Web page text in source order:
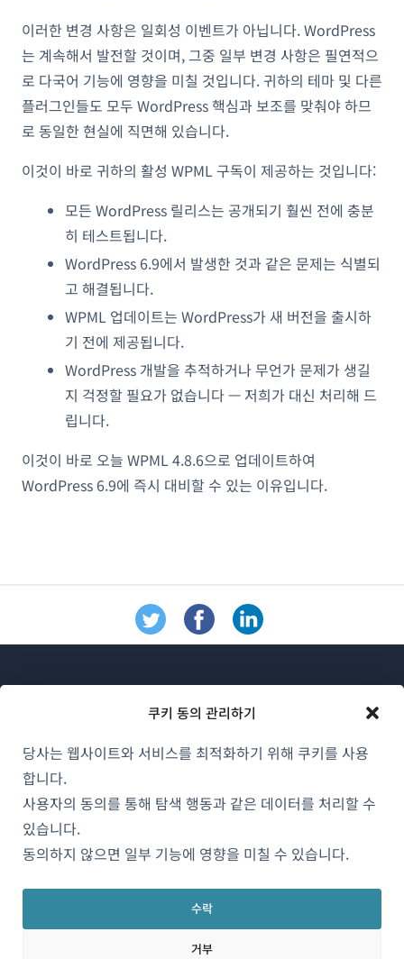
쿠키 동의 관리하기
당사는 웹사이트와 서비스를 최적화하기 위해 쿠키를 사용
합니다.
사용자의 동의를 통해 탐색 행동과 같은 데이터를 처리할 수
있습니다.
동의하지 않으면 일부 기능에 영향을 미칠 수 있습니다.
수락
거부
이러한 변경 사항은 일회성 이벤트가 아닙니다. WordPress
는 계속해서 발전할 것이며, 그중 일부 변경 사항은 필연적으
로 다국어 기능에 영향을 미칠 것입니다. 귀하의 테마 및 다른
플러그인들도 모두 WordPress 핵심과 보조를 맞춰야 하므
로 동일한 현실에 직면해 있습니다.
이것이 바로 귀하의 활성 WPML 구독이 제공하는 것입니다:
모든 WordPress 릴리스는 공개되기 훨씬 전에 충분
히 테스트됩니다.
WordPress 6.9에서 발생한 것과 같은 문제는 식별되
고 해결됩니다.
WPML 업데이트는 WordPress가 새 버전을 출시하
기 전에 제공됩니다.
WordPress 개발을 추적하거나 무언가 문제가 생길
지 걱정할 필요가 없습니다 — 저희가 대신 처리해 드
립니다.
이것이 바로 오늘 WPML 4.8.6으로 업데이트하여
WordPress 6.9에 즉시 대비할 수 있는 이유입니다.
한국어
WPML 소개
GDPR 및 개인정보 처리방침
창
열
(새
창
서
(새
창
에
서
(새
창
서